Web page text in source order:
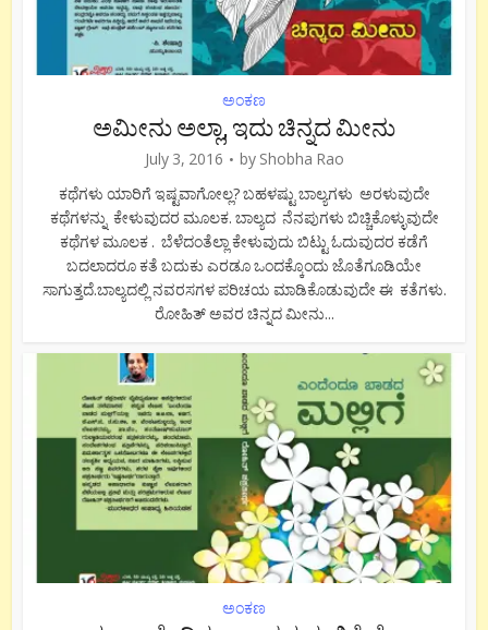
ಅಂಕಣ
ಅಮೀನು ಅಲ್ಲಾ, ಇದು ಚಿನ್ನದ ಮೀನು
July 3, 2016 by Shobha Rao
ಕಥೆಗಳು ಯಾರಿಗೆ ಇಷ್ಟವಾಗೋಲ್ಲ? ಬಹಳಷ್ಟು ಬಾಲ್ಯಗಳು ಅರಳುವುದೇ
ಕಥೆಗಳನ್ನು ಕೇಳುವುದರ ಮೂಲಕ. ಬಾಲ್ಯದ ನೆನಪುಗಳು ಬಿಚ್ಚಿಕೊಳ್ಳುವುದೇ
ಕಥೆಗಳ ಮೂಲಕ . ಬೆಳೆದಂತೆಲ್ಲಾ ಕೇಳುವುದು ಬಿಟ್ಟು ಓದುವುದರ ಕಡೆಗೆ
ಬದಲಾದರೂ ಕತೆ ಬದುಕು ಎರಡೂ ಒಂದಕ್ಕೊಂದು ಜೊತೆಗೂಡಿಯೇ
ಸಾಗುತ್ತದೆ.ಬಾಲ್ಯದಲ್ಲಿ ನವರಸಗಳ ಪರಿಚಯ ಮಾಡಿಕೊಡುವುದೇ ಈ ಕತೆಗಳು.
ರೋಹಿತ್ ಅವರ ಚಿನ್ನದ ಮೀನು...
ಅಂಕಣ